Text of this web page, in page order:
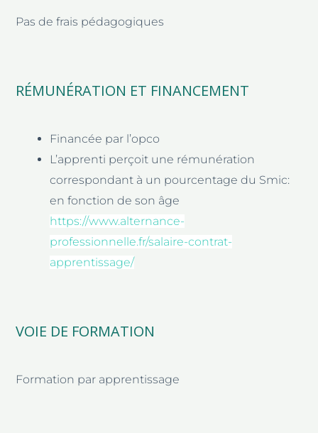
Pas de frais pédagogiques
RÉMUNÉRATION ET FINANCEMENT
Financée par l’opco
L’apprenti perçoit une rémunération
correspondant à un pourcentage du Smic:
en fonction de son âge
https://www.alternance-
professionnelle.fr/salaire-contrat-
apprentissage/
VOIE DE FORMATION
Formation par apprentissage